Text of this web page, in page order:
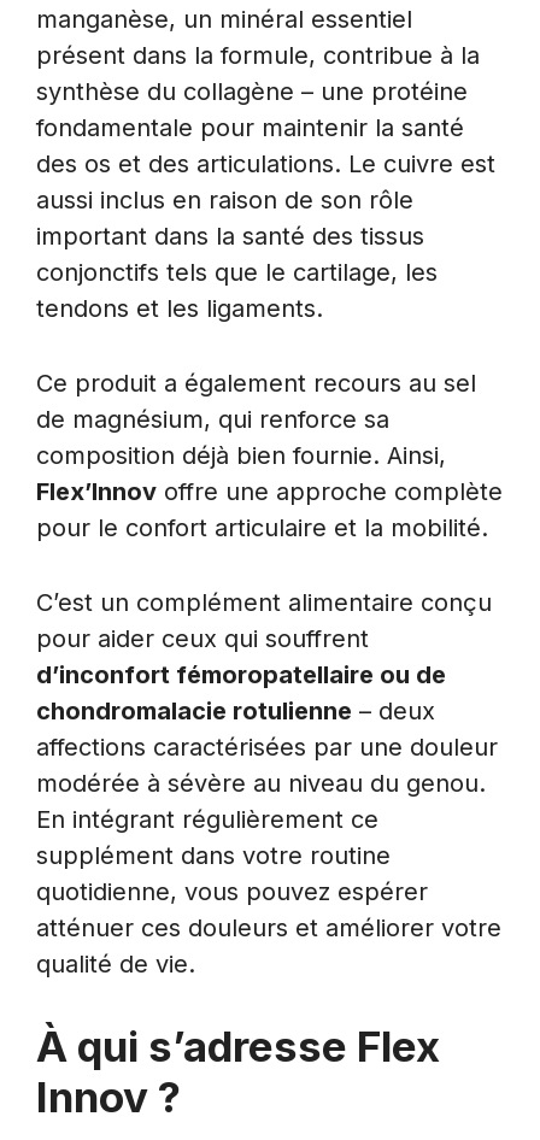
manganèse, un minéral essentiel
présent dans la formule, contribue à la
synthèse du collagène – une protéine
fondamentale pour maintenir la santé
des os et des articulations. Le cuivre est
aussi inclus en raison de son rôle
important dans la santé des tissus
conjonctifs tels que le cartilage, les
tendons et les ligaments.
Ce produit a également recours au sel
de magnésium, qui renforce sa
composition déjà bien fournie. Ainsi,
Flex’Innov offre une approche complète
pour le confort articulaire et la mobilité.
C’est un complément alimentaire conçu
pour aider ceux qui souffrent
d’inconfort fémoropatellaire ou de
chondromalacie rotulienne – deux
affections caractérisées par une douleur
modérée à sévère au niveau du genou.
En intégrant régulièrement ce
supplément dans votre routine
quotidienne, vous pouvez espérer
atténuer ces douleurs et améliorer votre
qualité de vie.
À qui s’adresse Flex
Innov ?